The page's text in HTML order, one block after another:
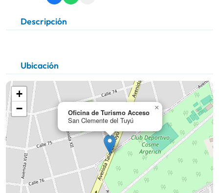
Descripción
Ubicación
Oficina de Turismo Acceso
San Clemente del Tuyú
×
+
−